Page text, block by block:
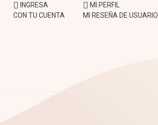
INGRESA
CON TU CUENTA
MI PERFIL
MI RESEÑA DE USUARIO